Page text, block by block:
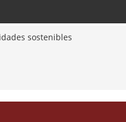
sostenibles